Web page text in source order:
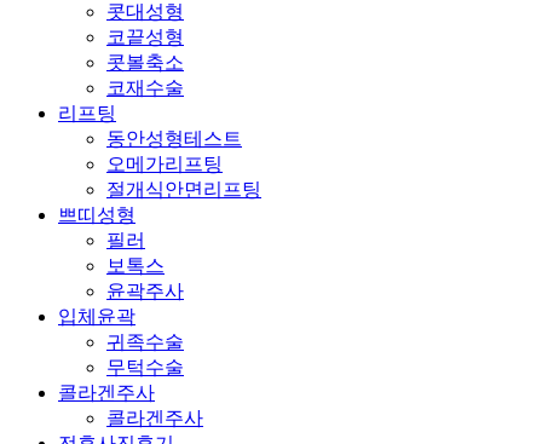
콧대성형
코끝성형
콧볼축소
코재수술
리프팅
동안성형테스트
오메가리프팅
절개식안면리프팅
쁘띠성형
필러
보톡스
윤곽주사
입체윤곽
귀족수술
무턱수술
콜라겐주사
콜라겐주사